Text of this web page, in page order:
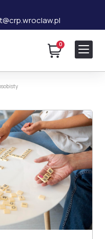
0
Dodaj do koszyka